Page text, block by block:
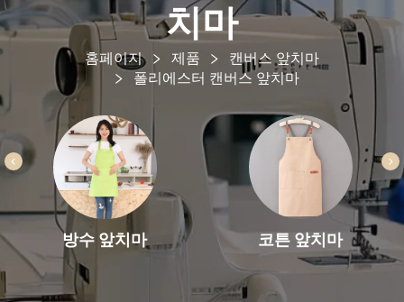
치마
홈페이지 제품
캔버스 앞치마
폴리에스터 캔버스 앞치마
방수 앞치마 코튼 앞치마